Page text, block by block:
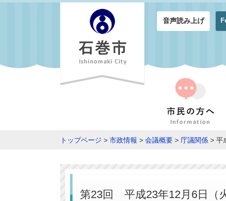
音声読み上げ
トップページ > 市政情報 > 会議概要 > 庁議関係 > 平
第23回 平成23年12月6日（